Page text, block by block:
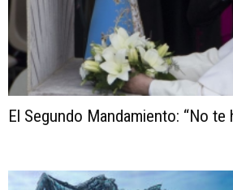
El Segundo Mandamiento: “No te